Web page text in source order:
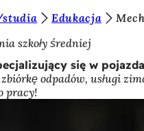
Edukacja
szkoły średniej
się w
odpadów, usługi
pracy!